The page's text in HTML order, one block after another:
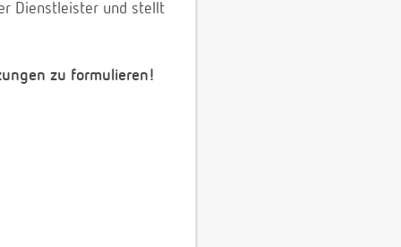
Dienstleister und stellt
zu formulieren!